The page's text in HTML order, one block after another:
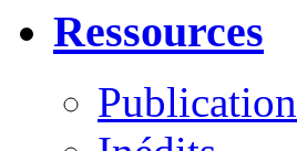
Ressources